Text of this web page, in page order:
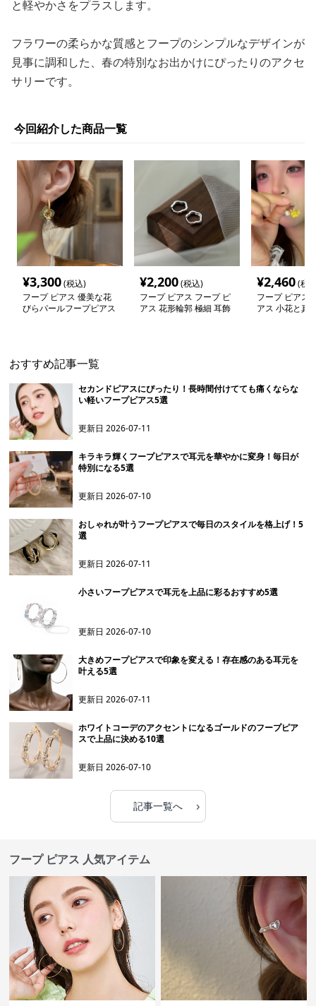
と軽やかさをプラスします。
フラワーの柔らかな質感とフープのシンプルなデザインが
見事に調和した、春の特別なお出かけにぴったりのアクセ
サリーです。
今回紹介した商品一覧
¥3,300(税込)
フープ ピアス 優美な花
びらパールフープピアス
¥2,200(税込)
フープ ピアス フープ ピ
アス 花形輪郭 極細 耳飾
¥2,460(税
フープ ピアス
アス 小花と真
おすすめ記事一覧
セカンドピアスにぴったり！長時間付けてても痛くならな
い軽いフープピアス5選
更新日2026-07-11
キラキラ輝くフープピアスで耳元を華やかに変身！毎日が
特別になる5選
更新日2026-07-10
おしゃれが叶うフープピアスで毎日のスタイルを格上げ！5
選
更新日2026-07-11
小さいフープピアスで耳元を上品に彩るおすすめ5選
更新日2026-07-10
大きめフープピアスで印象を変える！存在感のある耳元を
叶える5選
更新日2026-07-11
ホワイトコーデのアクセントになるゴールドのフープピア
スで上品に決める10選
更新日2026-07-10
記事一覧へ ›
フープ ピアス 人気アイテム